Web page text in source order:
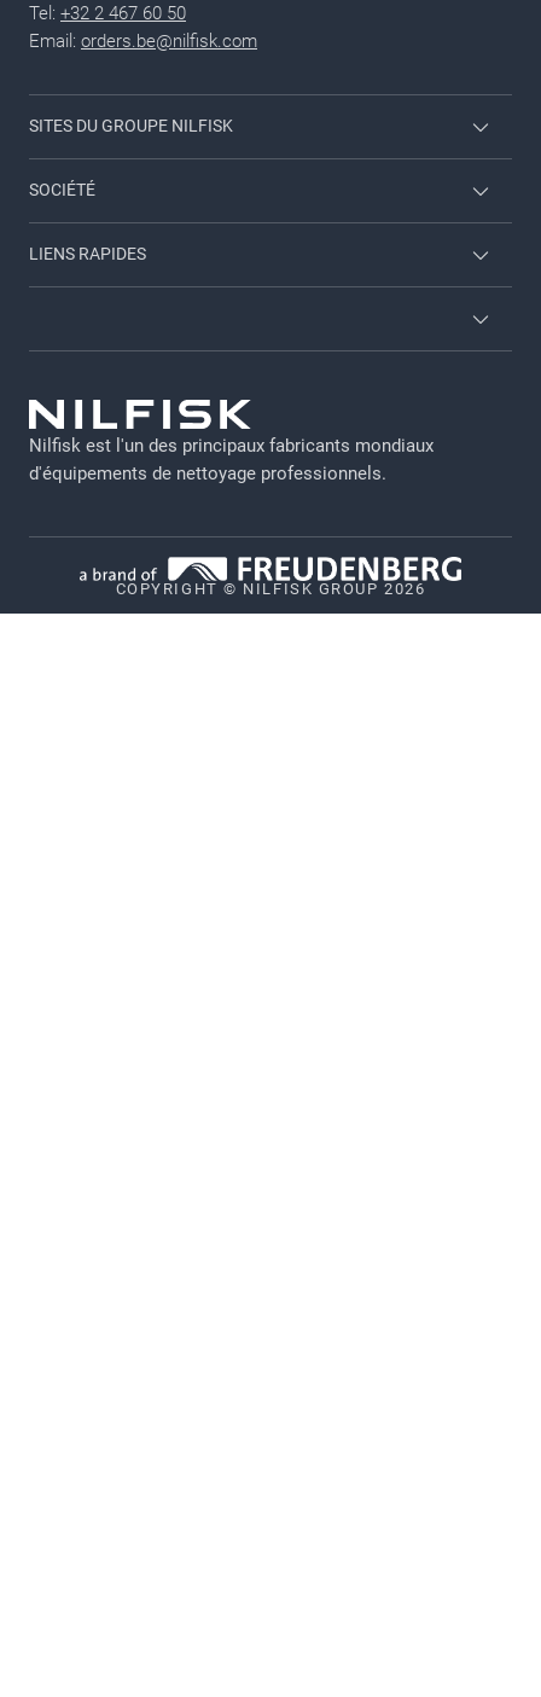
Tel: +32 2 467 60 50
Email: orders.be@nilfisk.com
SITES DU GROUPE NILFISK
Viper
Employee login
SOCIÉTÉ
A propos de nous
LIENS RAPIDES
Brochures
GDPR - FR
Notice légale
Politique relative aux cookies
Vulnerability Disclosure Policy
Nilfisk est l'un des principaux fabricants mondiaux
d'équipements de nettoyage professionnels.
COPYRIGHT © NILFISK GROUP 2026